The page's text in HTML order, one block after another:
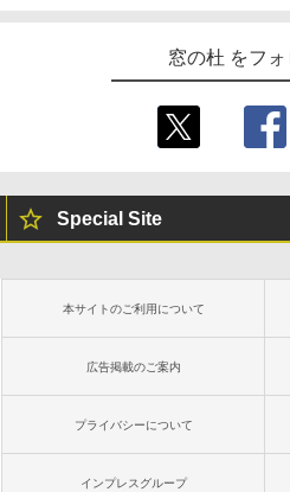
窓の杜 をフ
Special Site
本サイトのご利用について
広告掲載のご案内
プライバシーについて
インプレスグループ